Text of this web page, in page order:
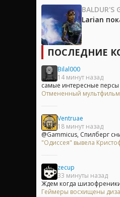
BALDUR'S
Larian
ПОСЛЕДНИЕ
Bilal000
14 минут назад
самые интересные персы
Отмененный мультфильм
Ventruae
18 минут назад
@Gammicus, Спилберг
"Одиссея" вывела
zecup
33 минуты назад
Ждем когда шизофреники
Геймеры восхищены